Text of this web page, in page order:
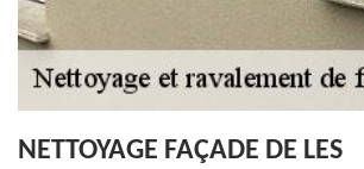
NETTOYAGE FAÇADE DE LES